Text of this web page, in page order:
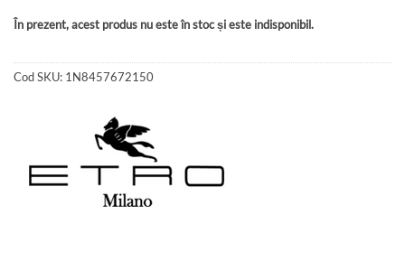
În prezent, acest produs nu este în stoc și este indisponibil.
Cod SKU: 1N8457672150